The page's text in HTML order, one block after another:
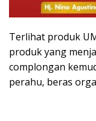
Terlihat produk
produk yang
complongan
perahu, beras